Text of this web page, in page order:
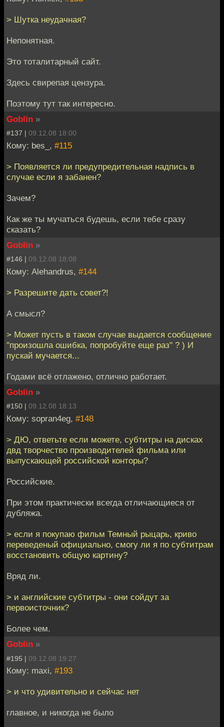
> Шутка неудачная?
Непонятная.
Это тоталитарный сайт.
Здесь свирепая цензура.
Поэтому тут так интересно.
Goblin »
#137 | 09.12.08 18:00
Кому: bes_, #115
> Появляется ли предупредительная надпись в
случае если я забанен?
Зачем?
Как же ты мучаться будешь, если тебе сразу
сказать?
Goblin »
#146 | 09.12.08 18:08
Кому: Alehandrus, #144
> Разрешите дать совет?!
А смысл?
> Может пусть в таком случае выдается сообщение
"произошла ошибка, попробуйте еще раз" ? ) И
пускай мучается...
Годами всё отлажено, отлично работает.
Goblin »
#150 | 09.12.08 18:13
Кому: sopran4eg, #148
> ДЮ, ответьте если можете, субтитры на дисках
двд творчество производителей фильма или
выпускающей российской конторы?
Российские.
При этом практически всегда отличающиеся от
дубляжа.
> если я покупаю фильм Темный рыцарь, криво
переведеный официально, смогу ли я по субтитрам
восстановить общую картину?
Вряд ли.
> и английские субтитры - они сойдут за
первоисточник?
Более чем.
Goblin »
#195 | 09.12.08 19:27
Кому: maxi, #193
> и что удивительно и сейчас нет
главное, и никогда не было